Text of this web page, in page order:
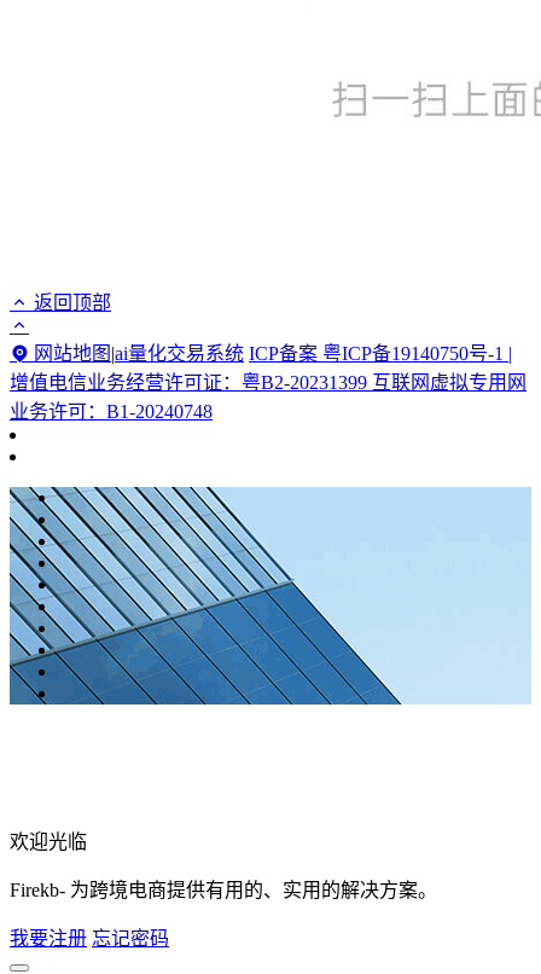
返回顶部
网站地图 |ai量化交易系统 ICP备案 粤ICP备19140750号-1 |
增值电信业务经营许可证：粤B2-20231399 互联网虚拟专用网
业务许可：B1-20240748
欢迎光临
Firekb- 为跨境电商提供有用的、实用的解决方案。
我要注册 忘记密码